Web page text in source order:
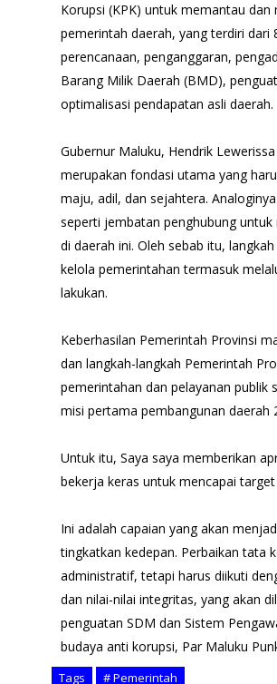
Korupsi (KPK) untuk memantau
pemerintah daerah, yang terdiri dari
perencanaan, penganggaran,
Barang Milik Daerah (BMD),
optimalisasi pendapatan asli daerah.
Gubernur Maluku, Hendrik
merupakan fondasi utama yang
maju, adil, dan sejahtera.
seperti jembatan penghubung
di daerah ini. Oleh sebab itu,
kelola pemerintahan termasuk
lakukan.
Keberhasilan Pemerintah Provinsi
dan langkah-langkah Pemerintah
pemerintahan dan pelayanan publik
misi pertama pembangunan daerah
Untuk itu, Saya saya memberikan
bekerja keras untuk mencapai
Ini adalah capaian yang akan
tingkatkan kedepan. Perbaikan tata
administratif, tetapi harus diikuti
dan nilai-nilai integritas, yang akan
penguatan SDM dan Sistem
budaya anti korupsi, Par Maluku
Tags # Pemerintah